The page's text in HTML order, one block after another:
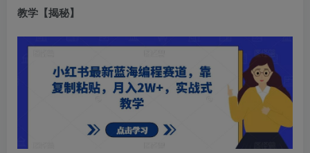
教学【揭秘】